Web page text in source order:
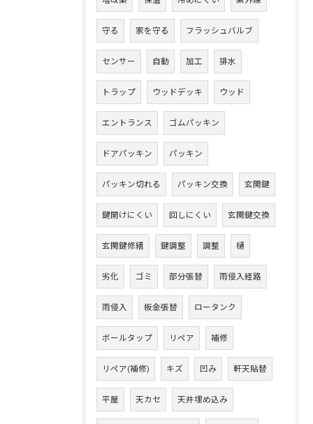
守る 家を守る フラッシュバルブ
センサー 自動 加工 排水
トラップ ウッドデッキ ウッド
エントランス ゴムパッキン
ドアパッキン パッキン
パッキン切れる パッキン交換 玄関鍵
鍵開けにくい 回しにくい 玄関鍵交換
玄関鍵修繕 鍵調整 調整 樋
劣化 ゴミ 部分張替 雨侵入経路
雨侵入 板金張替 ロータンク
ボールタップ リペア 補修
リペア(補修) キズ 凹み 軒天貼替
平屋 天カセ 天井埋め込み